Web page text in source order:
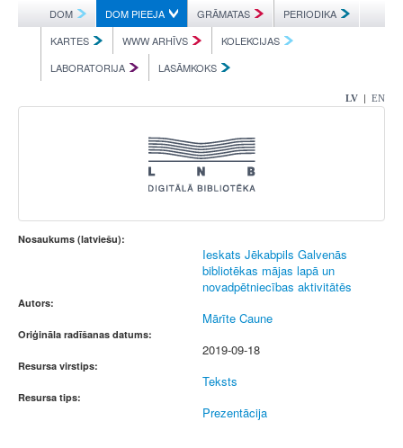
DOM DOM PIEEJA GRĀMATAS
PERIODIKA
KARTES
WWW ARHĪVS
KOLEKCIJAS
LABORATORIJA
LASĀMKOKS
LV | EN
Nosaukums (latviešu):
Ieskats Jēkabpils Galvenās
bibliotēkas mājas lapā un
novadpētniecības aktivitātēs
Autors:
Mārīte Caune
Oriģināla radīšanas datums:
2019-09-18
Resursa virstips:
Teksts
Resursa tips:
Prezentācija